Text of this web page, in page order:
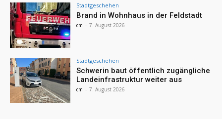
Stadtgeschehen
Brand in Wohnhaus in der Feldstadt
cm - 7. August 2026
Stadtgeschehen
Schwerin baut öffentlich zugängliche
Landeinfrastruktur weiter aus
cm - 7. August 2026